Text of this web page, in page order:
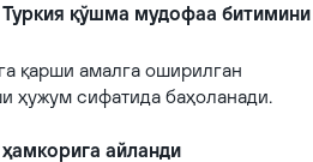
қўшма мудофаа битимини
қарши амалга оширилган
ҳужум сифатида баҳоланади.
айланди